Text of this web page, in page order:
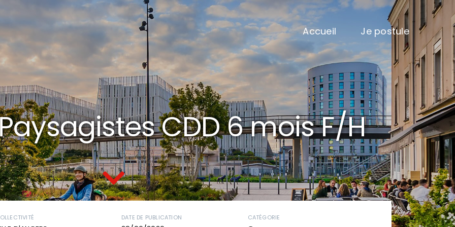
Accueil Je postule
CDD 6 mois F/H
DATE DE PUBLICATION CATÉGORIE